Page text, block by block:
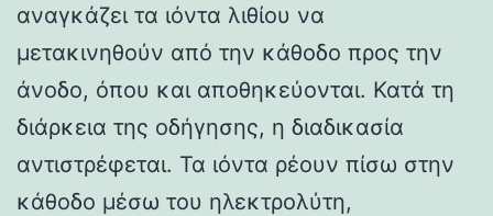
αναγκάζει τα ιόντα λιθίου να
μετακινηθούν από την κάθοδο προς την
άνοδο, όπου και αποθηκεύονται. Κατά τη
διάρκεια της οδήγησης, η διαδικασία
αντιστρέφεται. Τα ιόντα ρέουν πίσω στην
κάθοδο μέσω του ηλεκτρολύτη,